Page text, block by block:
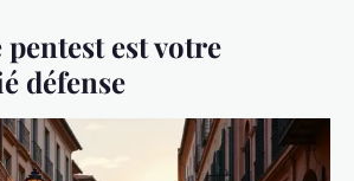
est votre
défense